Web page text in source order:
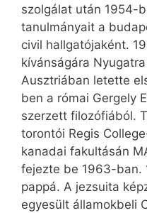
szolgálat után 1954-
tanulmányait a
civil hallgatójaként.
kívánságára
Ausztriában letette
ben a római Gergely
szerzett filozófiából.
torontói Regis
kanadai fakultásán
fejezte be 1963-ban.
pappá. A jezsuita
egyesült államokbeli